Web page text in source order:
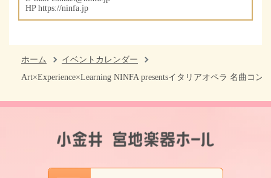
HP https://ninfa.jp
ホーム
イベントカレンダー
Art×Experience×Learning NINFA presentsイタリアオペラ 名曲コン